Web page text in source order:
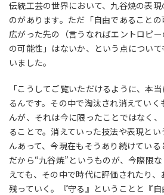
伝統工芸の世界において、九谷焼の表
のがあります。ただ「自由であること
広がった先の（言うなればエントロピ
の可能性」はないか、という点につい
いました。
「こうしてご覧いただけるように、本
るんです。その中で淘汰され消えてい
んが、それは今に限ったことではなく
ることで。消えていった技法や表現と
んあって、今現在もそうあり続けている
だから“九谷焼”というものが、今際限
えても、その中で時代に評価されたり
残っていく。『守る』ということと『自